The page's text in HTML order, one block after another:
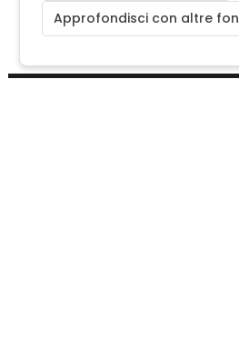
Approfondisci con altre